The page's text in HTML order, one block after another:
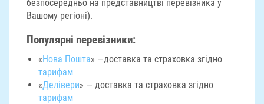
безпосередньо на представництві перевізника у
Вашому регіоні).
Популярні перевізники:
«Нова Пошта» —доставка та страховка згідно
тарифам
«Делівери» — доставка та страховка згідно
тарифам